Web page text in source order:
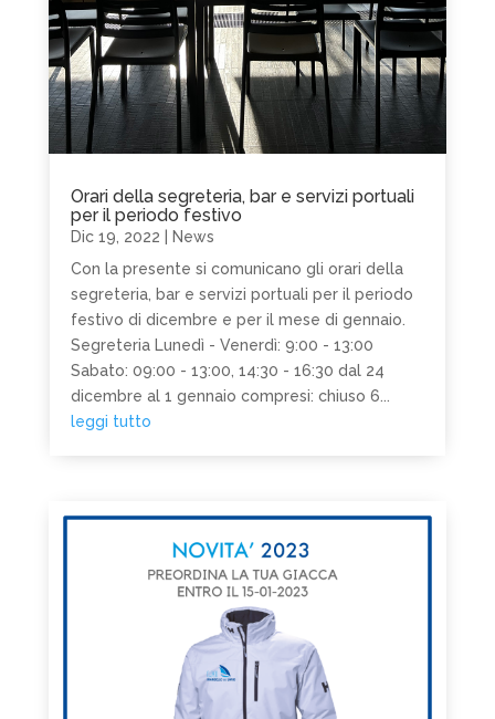
Orari della segreteria, bar e servizi portuali
per il periodo festivo
Dic 19, 2022
News
Con la presente si comunicano gli orari della
segreteria, bar e servizi portuali per il periodo
festivo di dicembre e per il mese di gennaio.
Segreteria Lunedì - Venerdì: 9:00 - 13:00
Sabato: 09:00 - 13:00, 14:30 - 16:30 dal 24
dicembre al 1 gennaio compresi: chiuso 6...
leggi tutto